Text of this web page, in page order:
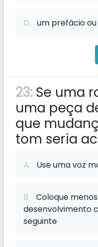
D. um prefácio
23: Se uma
uma peça
que
tom seria
A. Use uma voz
B. Coloque
desenvolvimento
seguinte